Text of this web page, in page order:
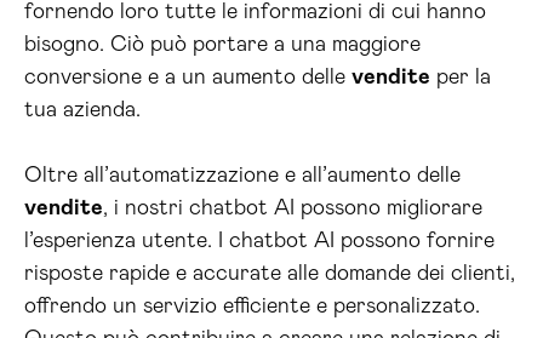
fornendo loro tutte le informazioni di cui hanno
bisogno. Ciò può portare a una maggiore
conversione e a un aumento delle vendite per la
tua azienda.
Oltre all’automatizzazione e all’aumento delle
vendite, i nostri chatbot AI possono migliorare
l’esperienza utente. I chatbot AI possono fornire
risposte rapide e accurate alle domande dei clienti,
offrendo un servizio efficiente e personalizzato.